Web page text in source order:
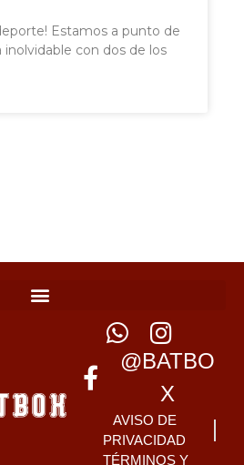
Estamos a punto de
inolvidable con dos de los
@BATBO
X
AVISO DE
PRIVACIDAD
TÉRMINOS Y